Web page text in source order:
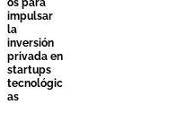
os para
impulsar
la
inversión
privada en
startups
tecnológic
as